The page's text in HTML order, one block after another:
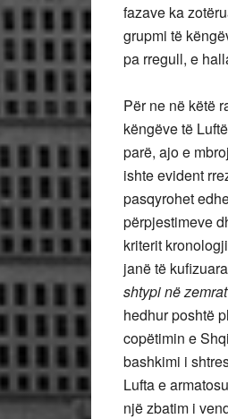
fazave ka
grupmi të
pa rregull, e
Për ne në këtë
këngëve të
parë, ajo e
ishte evident
pasqyrohet
përpjestimeve
kriterit
janë të
shtypi në
hedhur poshtë
copëtimin e
bashkimi i
Lufta e
një zbatim i